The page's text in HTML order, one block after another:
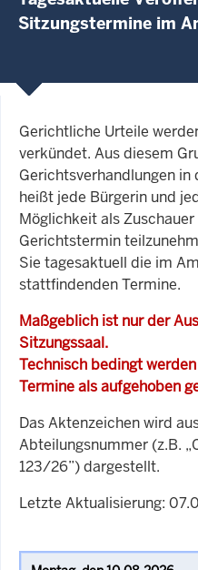
Sitzungstermine im
Gerichtliche Urteile
verkündet. Aus diesem
Gerichtsverhandlungen
heißt jede Bürgerin und
Möglichkeit als
Gerichtstermin
Sie tagesaktuell die im
stattfindenden Termine.
Maßgeblich ist nur der
Sitzungssaal.
Technisch bedingt
Termine als aufgehoben
Das Aktenzeichen wird
Abteilungsnummer (z.B.
123/26”) dargestellt.
Letzte Aktualisierung: